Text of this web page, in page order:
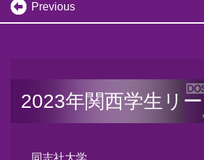
Previous
2023年関西学生リ
同志社大学